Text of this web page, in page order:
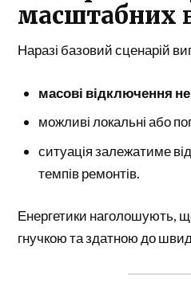
масштабних
Наразі базовий сценарій
масові відключення
можливі локальні або
ситуація залежатиме
темпів ремонтів.
Енергетики наголошують,
гнучкою та здатною до